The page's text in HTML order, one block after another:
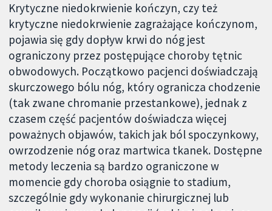
Krytyczne niedokrwienie kończyn, czy też
krytyczne niedokrwienie zagrażające kończynom,
pojawia się gdy dopływ krwi do nóg jest
ograniczony przez postępujące choroby tętnic
obwodowych. Początkowo pacjenci doświadczają
skurczowego bólu nóg, który ogranicza chodzenie
(tak zwane chromanie przestankowe), jednak z
czasem część pacjentów doświadcza więcej
poważnych objawów, takich jak ból spoczynkowy,
owrzodzenie nóg oraz martwica tkanek. Dostępne
metody leczenia są bardzo ograniczone w
momencie gdy choroba osiągnie to stadium,
szczególnie gdy wykonanie chirurgicznej lub